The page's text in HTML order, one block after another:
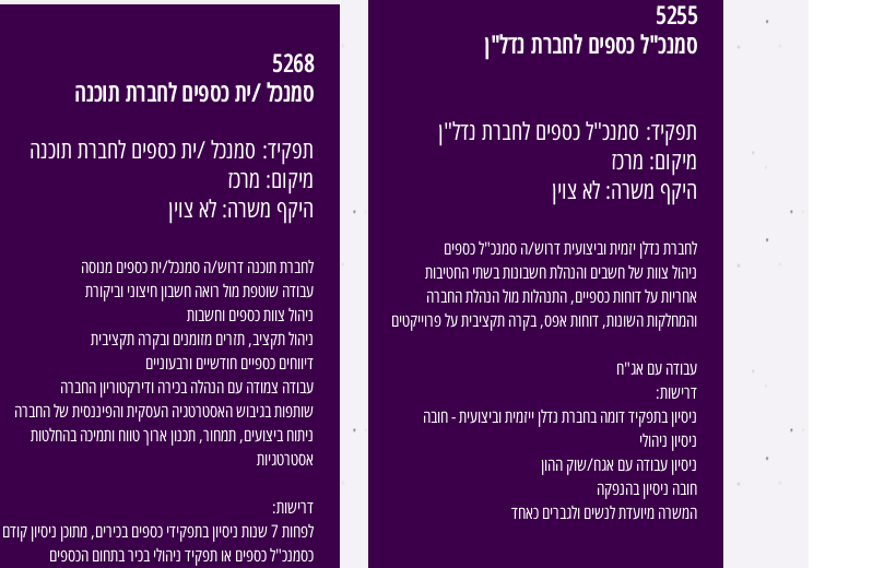
5255
סמנכ"ל כספים לחברת נדל"ן
תפקיד: סמנכ"ל כספים לחברת נדל"ן
מיקום: מרכז
היקף משרה: לא צוין
לחברת נדלן יזמית וביצועית דרוש/ה סמנכ"ל כספים
ניהול צוות של חשבים והנהלת חשבונות בשתי החטיבות
אחריות על דוחות כספיים, התנהלות מול הנהלת החברה
והמחלקות השונות, דוחות אפס, בקרה תקציבית על פרוייקטים
עבודה עם אג"ח
:דרישות
ניסיון בתפקיד דומה בחברת נדלן ייזמית וביצועית - חובה
ניסיון ניהולי
ניסיון עבודה עם אגח/שוק ההון
חובה ניסיון בהנפקה
המשרה מיועדת לנשים ולגברים כאחד
5268
סמנכל /ית כספים לחברת תוכנה
תפקיד: סמנכל /ית כספים לחברת תוכנה
מיקום: מרכז
היקף משרה: לא צוין
לחברת תוכנה דרוש/ה סמנכל/ית כספים מנוסה
עבודה שוטפת מול רואה חשבון חיצוני וביקורת
ניהול צוות כספים וחשבות
ניהול תקציב, תזרים מזומנים ובקרה תקציבית
דיווחים כספיים חודשיים ורבעוניים
עבודה צמודה עם הנהלה בכירה ודירקטוריון החברה
שותפות בגיבוש האסטרטגיה העסקית והפיננסית של החברה
ניתוח ביצועים, תמחור, תכנון ארוך טווח ותמיכה בהחלטות
אסטרטגיות
:דרישות
לפחות 7 שנות ניסיון בתפקידי כספים בכירים, מתוכן ניסיון קודם
כסמנכ"ל כספים או תפקיד ניהולי בכיר בתחום הכספים